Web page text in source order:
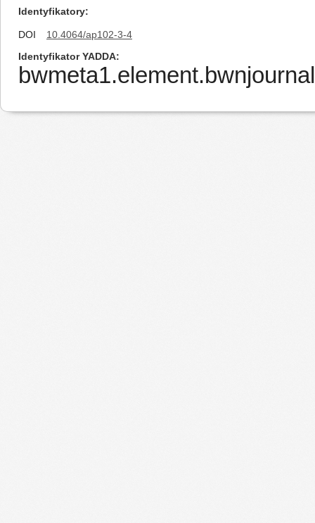
Identyfikatory
DOI
10.4064/ap102-3-4
Identyfikator YADDA